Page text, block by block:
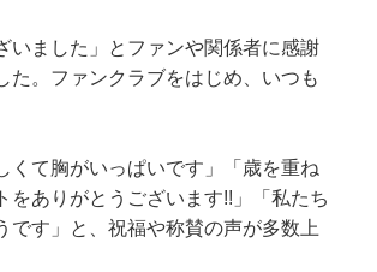
いました」とファンや関係者に感謝
た。ファンクラブをはじめ、いつも
くて胸がいっぱいです」「歳を重ね
ありがとうございます!!」「私たち
す」と、祝福や称賛の声が多数上